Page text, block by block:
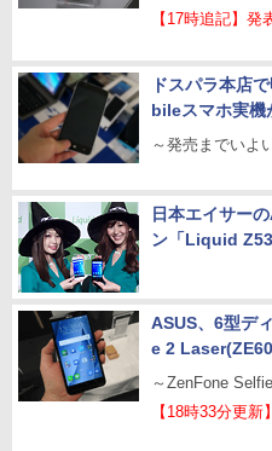
【17時追記】
ドスパラ本店
bileスマホ実機
～発売までいよ
日本エイサー
ン「Liquid
ASUS、6型デ
e 2
～ZenFone
【18時33分更新】